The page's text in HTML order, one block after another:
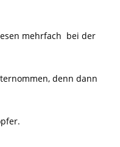
mehrfach bei der
denn dann